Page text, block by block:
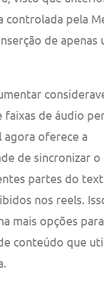
controlada pela
de apenas
faixas de áudio
agora oferece a
de sincronizar o
partes do
nos reels.
mais opções
conteúdo que